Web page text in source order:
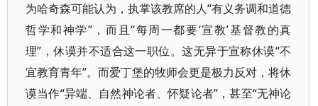
为哈奇森可能认为，执掌该教席的人“有义务调和道德
哲学和神学”，而且“每周一都要‘宣教’基督教的真
理”，休谟并不适合这一职位。这无异于宣称休谟“不
宜教育青年”。而爱丁堡的牧师会更是极力反对，将休
谟当作“异端、自然神论者、怀疑论者”，甚至“无神论